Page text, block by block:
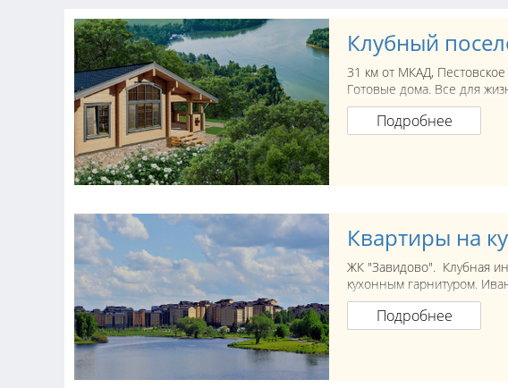
Клубный
31 км от МКАД,
Готовые дома. Все для
Подробнее
Квартиры на
ЖК "Завидово". Клубная
кухонным гарнитуром.
Подробнее